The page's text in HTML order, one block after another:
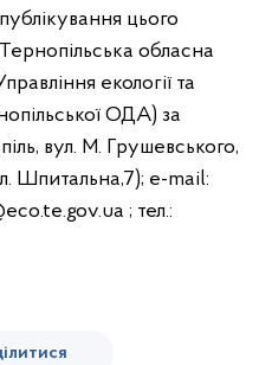
цього
обласна
екології та
ОДА) за
вул. М. Грушевського,
Шпитальна,7); e-mail:
; тел.: